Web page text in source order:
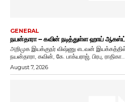
GENERAL
நயன்தாரா – கவின் நடித்துள்ள ஹாய்
அறிமுக இயக்குநர் விஷ்ணு எடவன் இயக்கத்தில்
நயன்தாரா, கவின், கே. பாக்யராஜ், பிரபு, ராதிகா...
August 7, 2026